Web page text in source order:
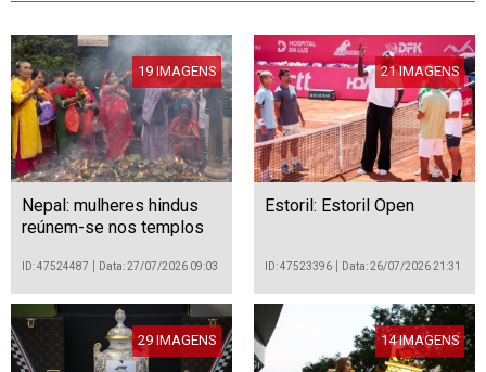
19 IMAGENS
Nepal: mulheres hindus
reúnem-se nos templos
Brata, Catmandu
ID: 47524487 Data: 27/07/2026 09:03
21 IMAGENS
Estoril: Estoril Open
ID: 47523396 Data: 26/07/2026 21:31
29 IMAGENS 14 IMAGENS